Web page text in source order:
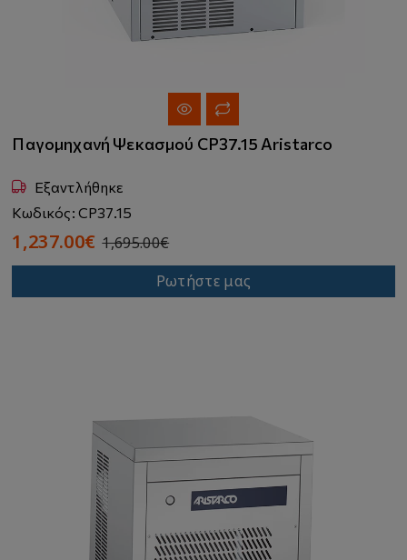
Παγομηχανή Ψεκασμού CP37.15 Aristarco
Εξαντλήθηκε
Κωδικός: CP37.15
1,237.00€ 1,695.00€
Ρωτήστε μας